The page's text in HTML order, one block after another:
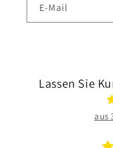
E-Mail
Lassen Sie
aus